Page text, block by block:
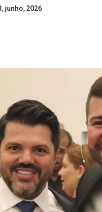
junho, 2026